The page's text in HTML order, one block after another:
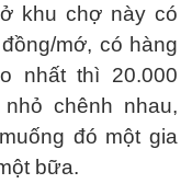
khu chợ này có
mớ, có hàng
nhất thì 20.000
chênh nhau,
đó một gia
bữa.